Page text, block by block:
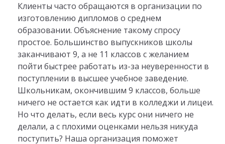
Клиенты часто обращаются в организации по
изготовлению дипломов о среднем
образовании. Объяснение такому спросу
простое. Большинство выпускников школы
заканчивают 9, а не 11 классов с желанием
пойти быстрее работать из-за неуверенности в
поступлении в высшее учебное заведение.
Школьникам, окончившим 9 классов, больше
ничего не остается как идти в колледжи и лицеи.
Но что делать, если весь курс они ничего не
делали, а с плохими оценками нельзя никуда
поступить? Наша организация поможет